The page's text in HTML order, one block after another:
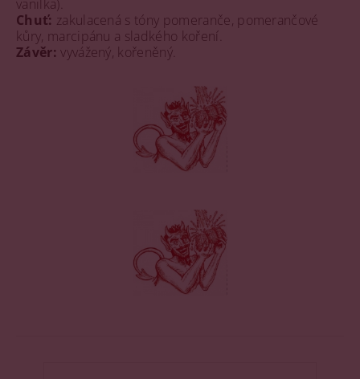
vanilka).
Chuť: zakulacená s tóny pomeranče, pomerančové
kůry, marcipánu a sladkého koření.
Závěr: vyvážený, kořeněný.